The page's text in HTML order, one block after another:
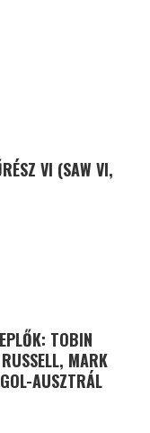
VI (SAW VI,
TOBIN
MARK
AUSZTRÁL